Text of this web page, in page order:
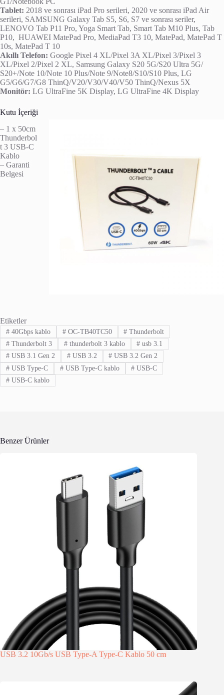
Tablet: 2018 ve sonrası iPad Pro serileri, 2020 ve sonrası iPad Air
serileri, SAMSUNG Galaxy Tab S5, S6, S7 ve sonrası seriler,
LENOVO Tab P11 Pro, Yoga Smart Tab, Smart Tab M10 Plus, Tab
P10, HUAWEI MatePad Pro, MediaPad T3 10, MatePad, MatePad T
10s, MatePad T 10
Akıllı Telefon: Google Pixel 4 XL/Pixel 3A XL/Pixel 3/Pixel 3
XL/Pixel 2/Pixel 2 XL, Samsung Galaxy S20 5G/S20 Ultra 5G/
S20+/Note 10/Note 10 Plus/Note 9/Note8/S10/S10 Plus, LG
G5/G6/G7/G8 ThinQ/V20/V30/V40/V50 ThinQ/Nexus 5X
Monitör: LG UltraFine 5K Display, LG UltraFine 4K Display
Kutu İçeriği
– 1 x 50cm
Thunderbol
t 3 USB-C
Kablo
– Garanti
Belgesi
Etiketler
#40Gbps kablo #OC-TB40TC50 # Thunderbolt
#Thunderbolt 3 #thunderbolt 3 kablo # usb 3.1
#USB 3.1 Gen 2 #USB 3.2 # USB 3.2 Gen 2
#USB Type-C #USB Type-C kablo # USB-C
#USB-C kablo
Benzer Ürünler
USB 3.2 10Gb/s USB Type-A Type-C Kablo 50 cm